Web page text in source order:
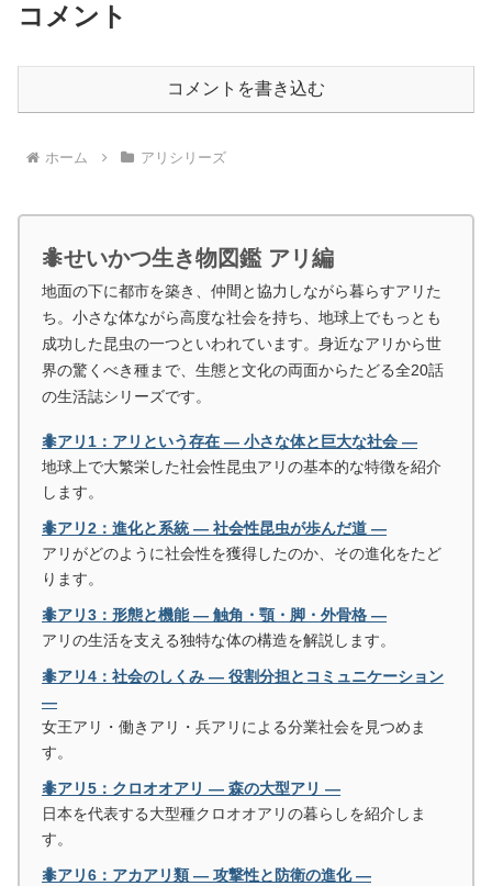
コメント
コメントを書き込む
ホーム アリシリーズ
🐜せいかつ生き物図鑑 アリ編
地面の下に都市を築き、仲間と協力しながら暮らすアリた
ち。小さな体ながら高度な社会を持ち、地球上でもっとも
成功した昆虫の一つといわれています。身近なアリから世
界の驚くべき種まで、生態と文化の両面からたどる全20話
の生活誌シリーズです。
🐜アリ1：アリという存在 ― 小さな体と巨大な社会 ―
地球上で大繁栄した社会性昆虫アリの基本的な特徴を紹介
します。
🐜アリ2：進化と系統 ― 社会性昆虫が歩んだ道 ―
アリがどのように社会性を獲得したのか、その進化をたど
ります。
🐜アリ3：形態と機能 ― 触角・顎・脚・外骨格 ―
アリの生活を支える独特な体の構造を解説します。
🐜アリ4：社会のしくみ ― 役割分担とコミュニケーション
―
女王アリ・働きアリ・兵アリによる分業社会を見つめま
す。
🐜アリ5：クロオオアリ ― 森の大型アリ ―
日本を代表する大型種クロオオアリの暮らしを紹介しま
す。
🐜アリ6：アカアリ類 ― 攻撃性と防衛の進化 ―